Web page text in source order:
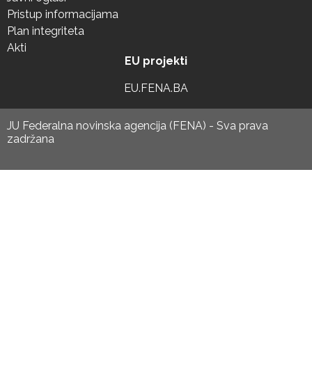
Pristup informacijama
Plan integriteta
Akti
EU projekti
EU.FENA.BA
JU Federalna novinska agencija (FENA) - Sva prava
zadržana